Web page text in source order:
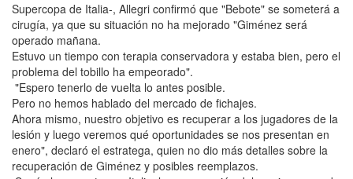
Supercopa de Italia-, Allegri confirmó que "Bebote" se someterá a
cirugía, ya que su situación no ha mejorado "Giménez será
operado mañana.
Estuvo un tiempo con terapia conservadora y estaba bien, pero el
problema del tobillo ha empeorado".
"Espero tenerlo de vuelta lo antes posible.
Pero no hemos hablado del mercado de fichajes.
Ahora mismo, nuestro objetivo es recuperar a los jugadores de la
lesión y luego veremos qué oportunidades se nos presentan en
enero", declaró el estratega, quien no dio más detalles sobre la
recuperación de Giménez y posibles reemplazos.